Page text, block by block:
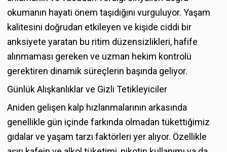
okumanın hayati önem taşıdığını vurguluyor. Yaşam
kalitesini doğrudan etkileyen ve kişide ciddi bir
anksiyete yaratan bu ritim düzensizlikleri, hafife
alınmaması gereken ve uzman hekim kontrolü
gerektiren dinamik süreçlerin başında geliyor.
Günlük Alışkanlıklar ve Gizli Tetikleyiciler
Aniden gelişen kalp hızlanmalarının arkasında
genellikle gün içinde farkında olmadan tükettiğimiz
gıdalar ve yaşam tarzı faktörleri yer alıyor. Özellikle